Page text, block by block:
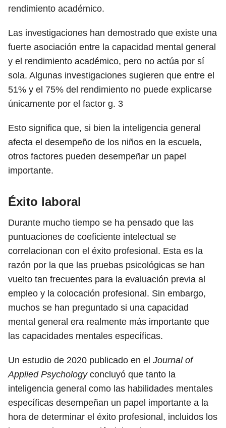
rendimiento académico.
Las investigaciones han demostrado que existe una
fuerte asociación entre la capacidad mental general
y el rendimiento académico, pero no actúa por sí
sola. Algunas investigaciones sugieren que entre el
51% y el 75% del rendimiento no puede explicarse
únicamente por el factor g. 3
Esto significa que, si bien la inteligencia general
afecta el desempeño de los niños en la escuela,
otros factores pueden desempeñar un papel
importante.
Éxito laboral
Durante mucho tiempo se ha pensado que las
puntuaciones de coeficiente intelectual se
correlacionan con el éxito profesional. Esta es la
razón por la que las pruebas psicológicas se han
vuelto tan frecuentes para la evaluación previa al
empleo y la colocación profesional. Sin embargo,
muchos se han preguntado si una capacidad
mental general era realmente más importante que
las capacidades mentales específicas.
Un estudio de 2020 publicado en el Journal of
Applied Psychologyconcluyó que tanto la
inteligencia general como las habilidades mentales
específicas desempeñan un papel importante a la
hora de determinar el éxito profesional, incluidos los